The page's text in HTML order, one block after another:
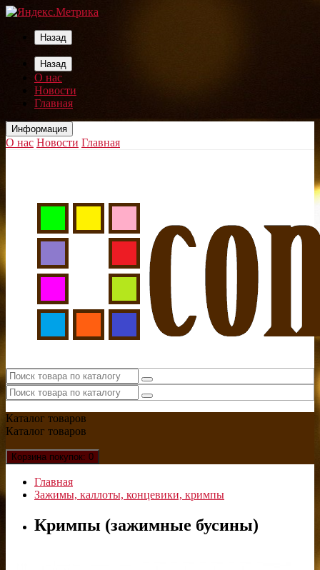
Назад
Назад
О нас
Новости
Главная
Информация
О нас Новости Главная
Каталог товаров
Каталог товаров
Корзина покупок: 0
Главная
Зажимы, каллоты, концевики, кримпы
Кримпы (зажимные бусины)